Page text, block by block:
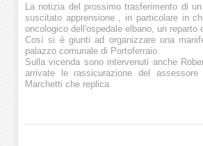
La notizia del prossimo trasferimento di
suscitato apprensione , in particolare in
oncologico dell'ospedale elbano, un
Così si è giunti ad organizzare una
palazzo comunale di Portoferraio.
Sulla vicenda sono intervenuti anche
arrivate le rassicurazione del
Marchetti che replica.